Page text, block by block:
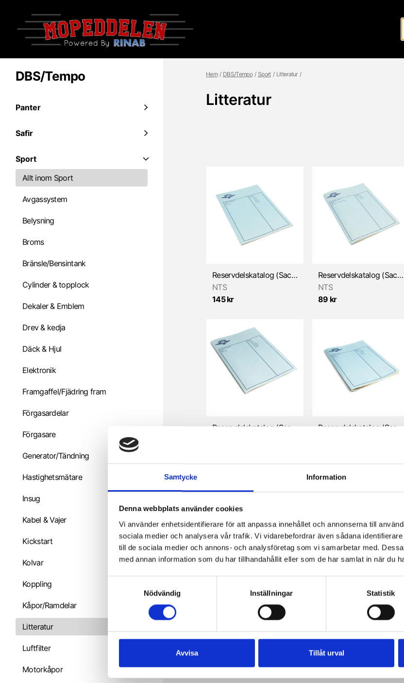
Samtycke Information
Denna webbplats använder cookies
Vi använder enhetsidentifierare för att anpassa innehållet och annonserna till
sociala medier och analysera vår trafik. Vi vidarebefordrar även sådana
till de sociala medier och annons- och analysföretag som vi samarbetar med.
med annan information som du har tillhandahållit eller som de har samlat in när du
t
s
Nödvändig Inställningar Statistik
Avvisa Tillåt urval
DBS/Tempo
Panter
Safir
Sport
Allt inom Sport
Avgassystem
Belysning
Broms
Bränsle/Bensintank
Cylinder & topplock
Dekaler & Emblem
Drev & kedja
Däck & Hjul
Elektronik
Framgaffel/Fjädring fram
Förgasardelar
Förgasare
Generator/Tändning
Hastighetsmätare
Insug
Kabel & Vajer
Kickstart
Kolvar
Koppling
Kåpor/Ramdelar
Litteratur
Luftfilter
Motorkåpor
Hem DBS/Tempo Sport Litteratur
Litteratur
Reservdelskatalog (Sachs 50/3 & 50/4)
NTS
145 kr
Reservdelskatalog (Sachs 50/3 BKFS, KFS, LFS, MKFSF mfl.)
NTS
89 kr
Reservdelskatalog (Sachs 50/3)
Reservdelskatalog (Sachs 50/4 MLB mfl)